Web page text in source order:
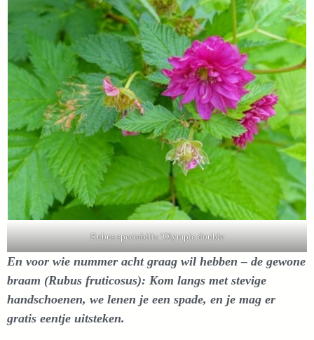
Rubus spectabilis ‘Olympic double
En voor wie nummer acht graag wil hebben – de gewone
braam (Rubus fruticosus): Kom langs met stevige
handschoenen, we lenen je een spade, en je mag er
gratis eentje uitsteken.